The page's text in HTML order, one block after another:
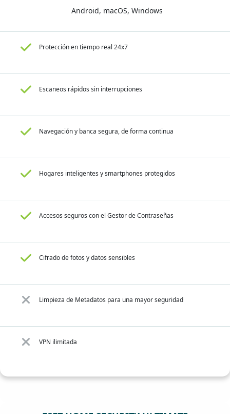
Android, macOS, Windows
Protección en tiempo real 24x7
Escaneos rápidos sin interrupciones
Navegación y banca segura, de forma continua
Hogares inteligentes y smartphones protegidos
Accesos seguros con el Gestor de Contraseñas
Cifrado de fotos y datos sensibles
Limpieza de Metadatos para una mayor seguridad
VPN ilimitada